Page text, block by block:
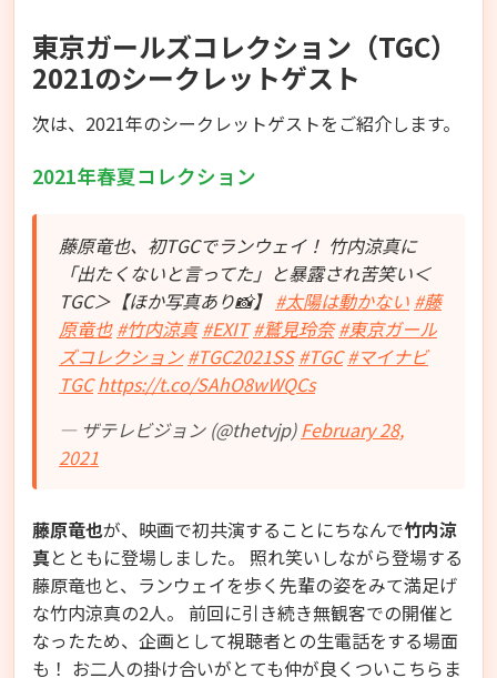
東京ガールズコレクション（TGC）
2021のシークレットゲスト
次は、2021年のシークレットゲストをご紹介します。
2021年春夏コレクション
藤原竜也、初TGCでランウェイ！ 竹内涼真に
「出たくないと言ってた」と暴露され苦笑い＜
TGC＞【ほか写真あり📸】 #太陽は動かない #藤
原竜也 #竹内涼真 #EXIT #鷲見玲奈 #東京ガール
ズコレクション #TGC2021SS #TGC #マイナビ
TGC https://t.co/SAhO8wWQCs
— ザテレビジョン (@thetvjp) February 28,
2021
藤原竜也が、映画で初共演することにちなんで竹内涼
真とともに登場しました。 照れ笑いしながら登場する
藤原竜也と、ランウェイを歩く先輩の姿をみて満足げ
な竹内涼真の2人。 前回に引き続き無観客での開催と
なったため、企画として視聴者との生電話をする場面
も！ お二人の掛け合いがとても仲が良くついこちらま